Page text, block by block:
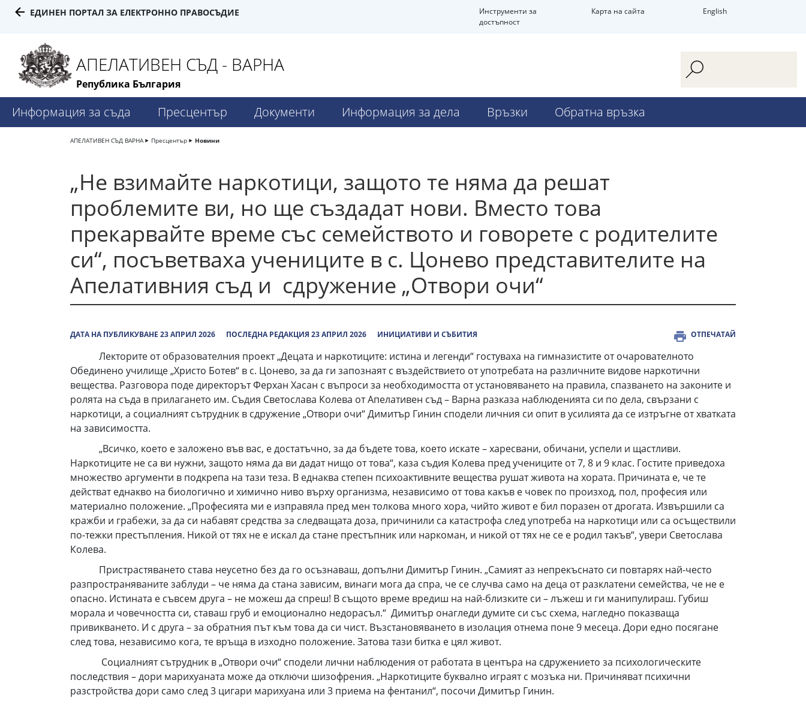
ЕДИНЕН ПОРТАЛ ЗА ЕЛЕКТРОННО ПРАВОСЪДИЕ
Инструменти за
достъпност
Карта на сайта English
АПЕЛАТИВЕН СЪД - ВАРНА
Република България
Информация за съда Пресцентър Документи Информация за дела Връзки Обратна връзка
АПЕЛАТИВЕН СЪД ВАРНА Пресцентър Новини
„Не взимайте наркотици, защото те няма да решат
проблемите ви, но ще създадат нови. Вместо това
прекарвайте време със семейството и говорете с родителите
си“, посъветваха учениците в с. Цонево представителите на
Апелативния съд и сдружение „Отвори очи“
ДАТА НА ПУБЛИКУВАНЕ 23 АПРИЛ 2026 ПОСЛЕДНА РЕДАКЦИЯ 23 АПРИЛ 2026 ИНИЦИАТИВИ И СЪБИТИЯ ОТПЕЧАТАЙ
Лекторите от образователния проект „Децата и наркотиците: истина и легенди“ гостуваха на гимназистите от очарователното
Обединено училище „Христо Ботев“ в с. Цонево, за да ги запознаят с въздействието от употребата на различните видове наркотични
вещества. Разговора поде директорът Ферхан Хасан с въпроси за необходимостта от установяването на правила, спазването на законите и
ролята на съда в прилагането им. Съдия Светослава Колева от Апелативен съд – Варна разказа наблюденията си по дела, свързани с
наркотици, а социалният сътрудник в сдружение „Отвори очи“ Димитър Гинин сподели личния си опит в усилията да се изтръгне от хватката
на зависимостта.
„Всичко, което е заложено във вас, е достатъчно, за да бъдете това, което искате – харесвани, обичани, успели и щастливи.
Наркотиците не са ви нужни, защото няма да ви дадат нищо от това“, каза съдия Колева пред учениците от 7, 8 и 9 клас. Гостите приведоха
множество аргументи в подкрепа на тази теза. В еднаква степен психоактивните вещества рушат живота на хората. Причината е, че те
действат еднакво на биологично и химично ниво върху организма, независимо от това какъв е човек по произход, пол, професия или
материално положение. „Професията ми е изправяла пред мен толкова много хора, чийто живот е бил поразен от дрогата. Извършили са
кражби и грабежи, за да си набавят средства за следващата доза, причинили са катастрофа след употреба на наркотици или са осъществили
по-тежки престъпления. Никой от тях не е искал да стане престъпник или наркоман, и никой от тях не се е родил такъв“, увери Светослава
Колева.
Пристрастяването става неусетно без да го осъзнаваш, допълни Димитър Гинин. „Самият аз непрекъснато си повтарях най-често
разпространяваните заблуди – че няма да стана зависим, винаги мога да спра, че се случва само на деца от разклатени семейства, че не е
опасно. Истината е съвсем друга – не можеш да спреш! В същото време вредиш на най-близките си – лъжеш и ги манипулираш. Губиш
морала и човечността си, ставаш груб и емоционално недорасъл.“ Димитър онагледи думите си със схема, нагледно показваща
привикването. И с друга – за обратния път към това да си чист. Възстановяването в изолация отнема поне 9 месеца. Дори едно посягане
след това, независимо кога, те връща в изходно положение. Затова тази битка е цял живот.
Социалният сътрудник в „Отвори очи“ сподели лични наблюдения от работата в центъра на сдружението за психологическите
последствия – дори марихуаната може да отключи шизофрения. „Наркотиците буквално играят с мозъка ни. Причиняват психични
разстройства дори само след 3 цигари марихуана или 3 приема на фентанил“, посочи Димитър Гинин.